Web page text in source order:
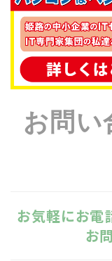
お問い
お気軽にお電
お